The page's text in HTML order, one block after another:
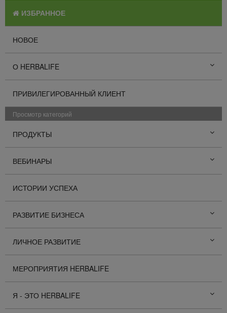
ИЗБРАННОЕ
НОВОЕ
О HERBALIFE
ПРИВИЛЕГИРОВАННЫЙ КЛИЕНТ
Просмотр категорий
ПРОДУКТЫ
ВЕБИНАРЫ
ИСТОРИИ УСПЕХА
РАЗВИТИЕ БИЗНЕСА
ЛИЧНОЕ РАЗВИТИЕ
МЕРОПРИЯТИЯ HERBALIFE
Я - ЭТО HERBALIFE